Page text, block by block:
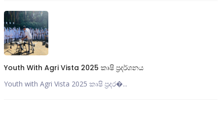
Youth With Agri Vista 2025 කෘෂි ප්‍රදර්ශනය
Youth with Agri Vista 2025 කෘෂි ප්‍රදර�...